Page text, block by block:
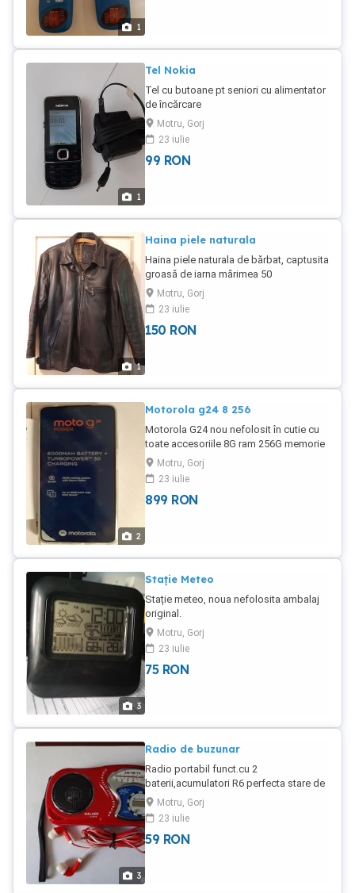
1
1
Tel Nokia
Tel cu butoane pt seniori cu alimentator
de încărcare
Motru, Gorj
23 iulie
99 RON
1
Haina piele naturala
Haina piele naturala de bărbat, captusita
groasă de iarna mărimea 50
Motru, Gorj
23 iulie
150 RON
2
Motorola g24 8 256
Motorola G24 nou nefolosit în cutie cu
toate accesoriile 8G ram 256G memorie
interna
Motru, Gorj
23 iulie
899 RON
3
Stație Meteo
Stație meteo, noua nefolosita ambalaj
original.
Motru, Gorj
23 iulie
75 RON
3
Radio de buzunar
Radio portabil funct.cu 2
baterii,acumulatori R6 perfecta stare de
funcționare.
Motru, Gorj
23 iulie
59 RON